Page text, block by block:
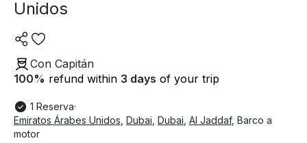
Unidos
Con Capitán
100% refund within 3 days of your trip
1 Reserva·
Emiratos Árabes Unidos Dubai Dubai Al Jaddaf, Barco a
motor